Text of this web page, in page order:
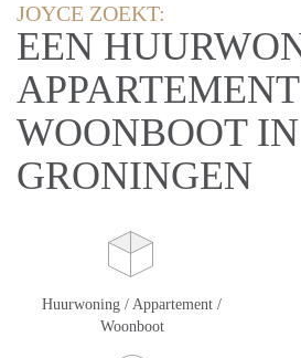
JOYCE ZOEKT:
EEN
WOONBOOT IN
GRONINGEN
Huurwoning / Appartement /
Woonboot